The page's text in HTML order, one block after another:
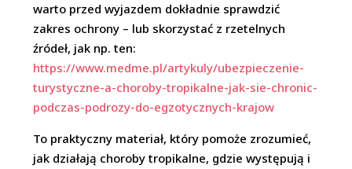
warto przed wyjazdem dokładnie sprawdzić
zakres ochrony – lub skorzystać z rzetelnych
źródeł, jak np. ten:
https://www.medme.pl/artykuly/ubezpieczenie-
turystyczne-a-choroby-tropikalne-jak-sie-chronic-
podczas-podrozy-do-egzotycznych-krajow
To praktyczny materiał, który pomoże zrozumieć,
jak działają choroby tropikalne, gdzie występują i